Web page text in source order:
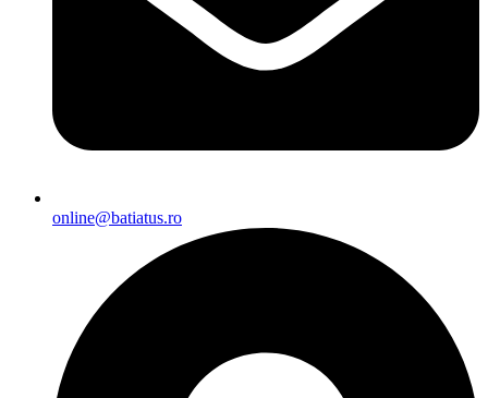
online@batiatus.ro